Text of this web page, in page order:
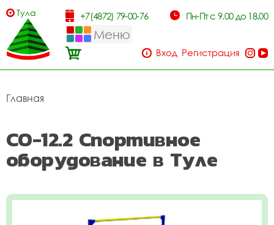
Тула +7(4872) 79-00-76 Пн-Пт с 9.00 до 18.00
Меню
Вход Регистрация
Главная
СО-12.2 Спортивное
оборудование в Туле